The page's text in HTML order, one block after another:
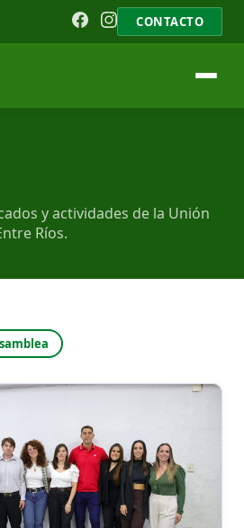
CONTACTO
y actividades de la Unión
Ríos.